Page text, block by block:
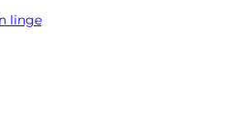
linge